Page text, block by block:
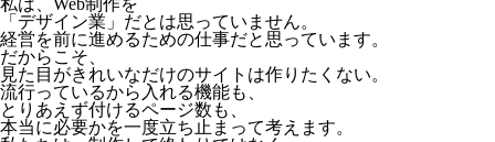
私は、Web制作を
「デザイン業」だとは思っていません。
経営を前に進めるための仕事だと思っています。
だからこそ、
見た目がきれいなだけのサイトは作りたくない。
流行っているから入れる機能も、
とりあえず付けるページ数も、
本当に必要かを一度立ち止まって考えます。